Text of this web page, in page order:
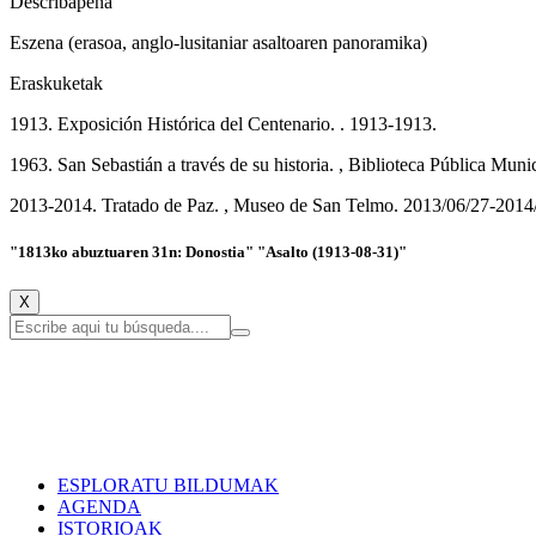
Eszena (erasoa, anglo-lusitaniar asaltoaren panoramika)
Eraskuketak
1913. Exposición Histórica del Centenario. . 1913-1913.
1963. San Sebastián a través de su historia. , Biblioteca Pública
2013-2014. Tratado de Paz. , Museo de San Telmo. 2013/06/27-
"1813ko abuztuaren 31n: Donostia" "Asalto (1913-08-31)"
X
ESPLORATU BILDUMAK
AGENDA
ISTORIOAK